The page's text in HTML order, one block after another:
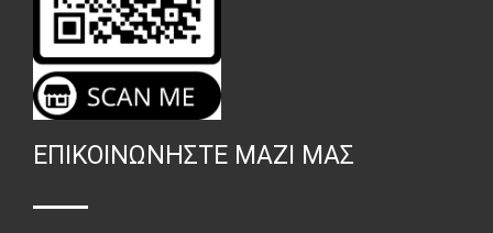
ΕΠΙΚΟΙΝΩΝΉΣΤΕ ΜΑΖΊ ΜΑΣ